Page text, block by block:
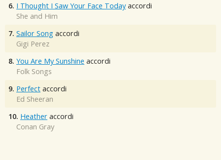
6. I Thought I Saw Your Face Today accordi
She and Him
7. Sailor Song accordi
Gigi Perez
8. You Are My Sunshine accordi
Folk Songs
9. Perfect accordi
Ed Sheeran
10. Heather accordi
Conan Gray